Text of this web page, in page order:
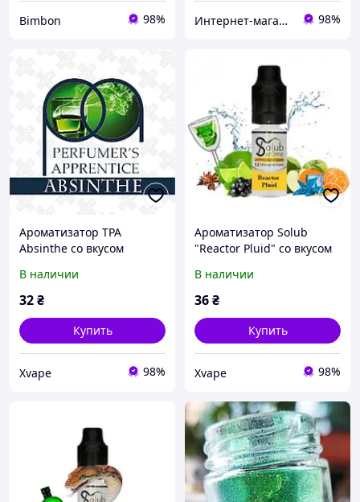
Bimbon 98% Интернет-магазин "Kaap" профессиональной посуды 98%
Ароматизатор TPA
Absinthe со вкусом
В наличии
32₴
Купить
Xvape 98%
Ароматизатор Solub
"Reactor Pluid" со вкусом
мл
В наличии
36₴
Купить
Xvape 98%